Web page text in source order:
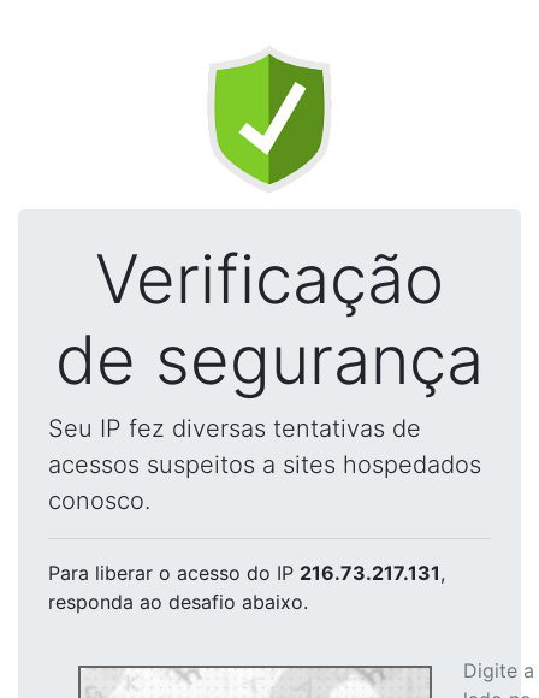
Verificação
de segurança
Seu IP fez diversas tentativas de
acessos suspeitos a sites hospedados
conosco.
Para liberar o acesso do IP 216.73.217.131,
responda ao desafio abaixo.
Digite